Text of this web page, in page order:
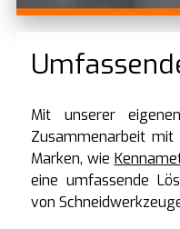
Mit unserer
Zusammenarbeit mit
Marken, wie
eine umfassende
von